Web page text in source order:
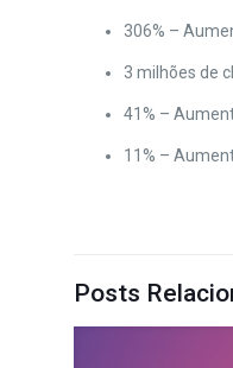
306% –
3 milhões de
41% –
11% –
Posts